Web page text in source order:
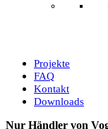
Projekte
FAQ
Kontakt
Downloads
Nur Händler von